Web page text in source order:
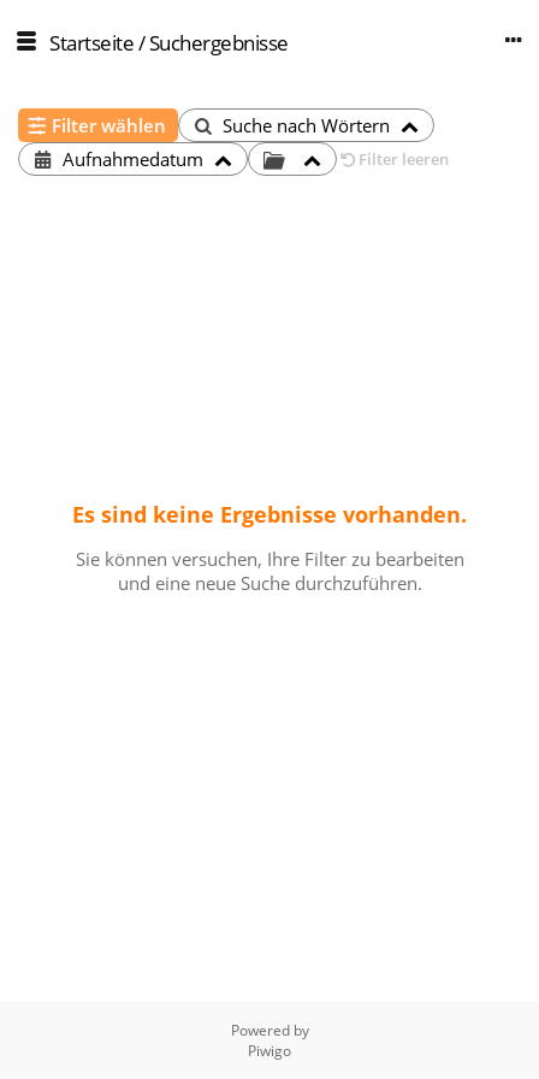
Startseite/Suchergebnisse
Filter wählen
Suche nach Wörtern
Aufnahmedatum
Filter leeren
Es sind keine Ergebnisse vorhanden.
Sie können versuchen, Ihre Filter zu bearbeiten
und eine neue Suche durchzuführen.
Powered by
Piwigo